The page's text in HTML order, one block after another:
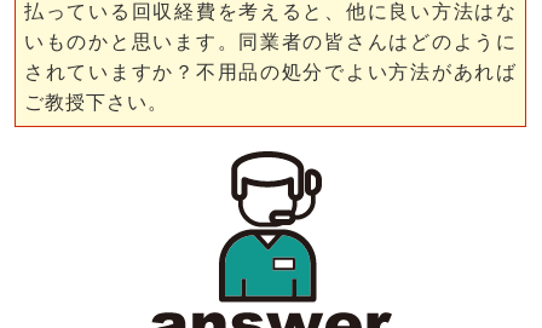
払っている回収経費を考えると、他に良い方法はな
いものかと思います。同業者の皆さんはどのように
されていますか？不用品の処分でよい方法があれば
ご教授下さい。